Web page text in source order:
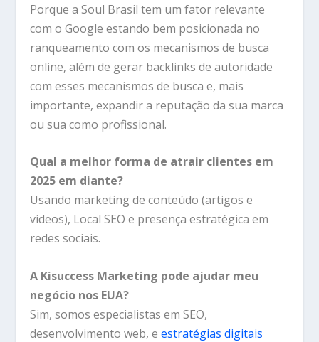
Porque a Soul Brasil tem um fator relevante
com o Google estando bem posicionada no
ranqueamento com os mecanismos de busca
online, além de gerar backlinks de autoridade
com esses mecanismos de busca e, mais
importante, expandir a reputação da sua marca
ou sua como profissional.
Qual a melhor forma de atrair clientes em
2025 em diante?
Usando marketing de conteúdo (artigos e
vídeos), Local SEO e presença estratégica em
redes sociais.
A Kisuccess Marketing pode ajudar meu
negócio nos EUA?
Sim, somos especialistas em SEO,
desenvolvimento web, e estratégias digitais